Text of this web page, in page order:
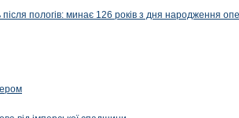
пологів: минає 126 років з дня народження